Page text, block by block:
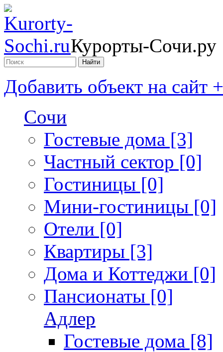
Курорты-Сочи.ру
Добавить объект на сайт +
Сочи
Гостевые дома [3]
Частный сектор [0]
Гостиницы [0]
Мини-гостиницы [0]
Отели [0]
Квартиры [3]
Дома и Коттеджи [0]
Пансионаты [0]
Адлер
Гостевые дома [8]